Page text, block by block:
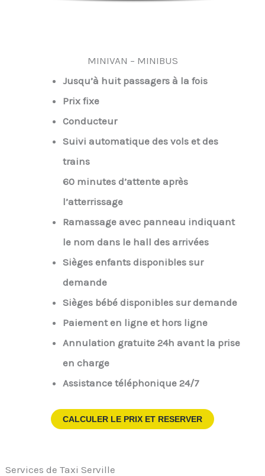
MINIVAN – MINIBUS
Jusqu’à huit passagers à la fois
Prix fixe
Conducteur
Suivi automatique des vols et des
trains
60 minutes d’attente après
l’atterrissage
Ramassage avec panneau indiquant
le nom dans le hall des arrivées
Sièges enfants disponibles sur
demande
Sièges bébé disponibles sur demande
Paiement en ligne et hors ligne
Annulation gratuite 24h avant la prise
en charge
Assistance téléphonique 24/7
CALCULER LE PRIX ET RESERVER
Services de Taxi Serville